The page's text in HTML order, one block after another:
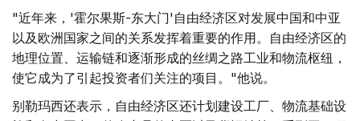
"近年来，'霍尔果斯-东大门'自由经济区对发展中国和中亚
以及欧洲国家之间的关系发挥着重要的作用。自由经济区的
地理位置、运输链和逐渐形成的丝绸之路工业和物流枢纽，
使它成为了引起投资者们关注的项目。"他说。
别勒玛西还表示，自由经济区还计划建设工厂、物流基础设